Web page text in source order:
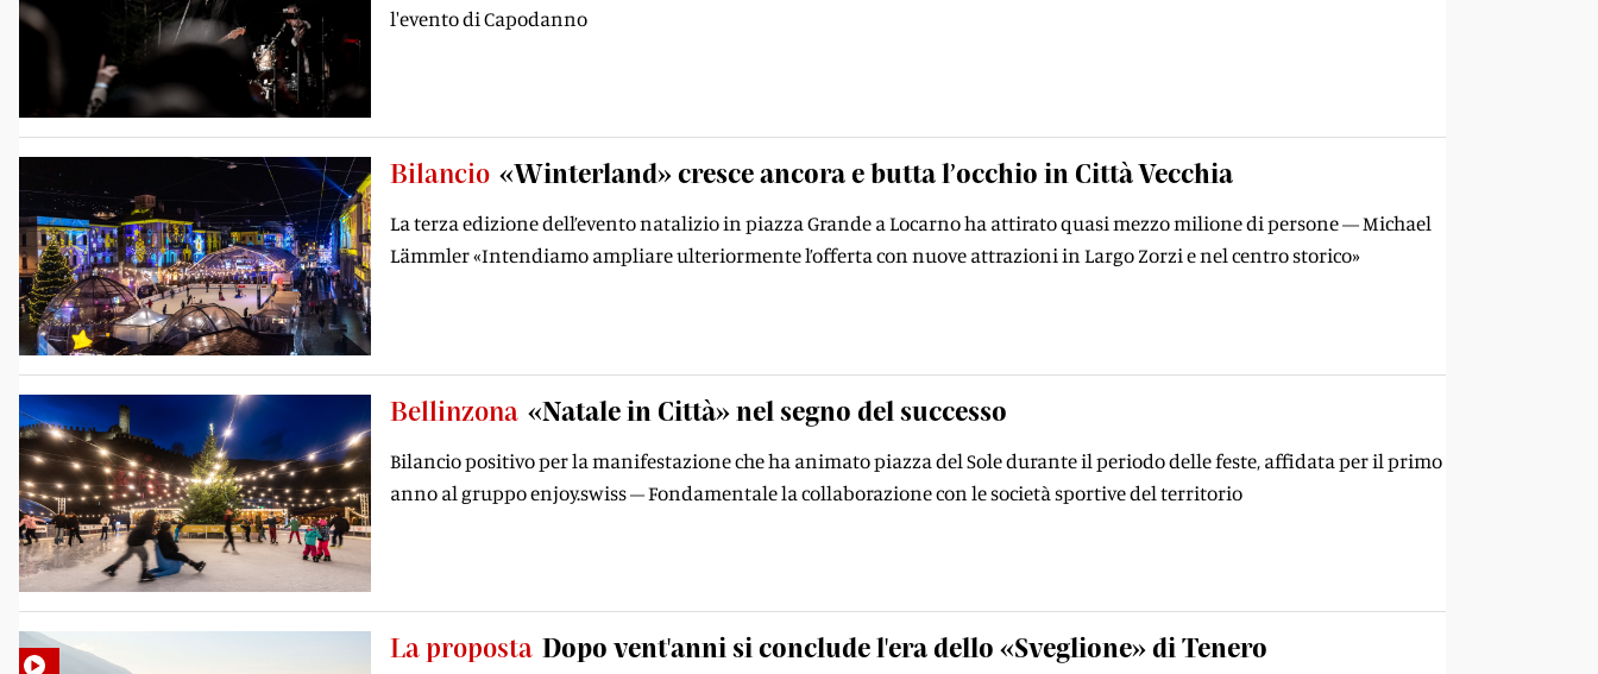
l'evento di Capodanno
Bilancio «Winterland» cresce ancora e butta l’occhio in Città Vecchia
La terza edizione dell’evento natalizio in piazza Grande a Locarno ha attirato quasi mezzo milione di persone — Michael
Lämmler «Intendiamo ampliare ulteriormente l’offerta con nuove attrazioni in Largo Zorzi e nel centro storico»
Bellinzona «Natale in Città» nel segno del successo
Bilancio positivo per la manifestazione che ha animato piazza del Sole durante il periodo delle feste, affidata per il primo
anno al gruppo enjoy.swiss – Fondamentale la collaborazione con le società sportive del territorio
La proposta Dopo vent'anni si conclude l'era dello «Sveglione» di Tenero